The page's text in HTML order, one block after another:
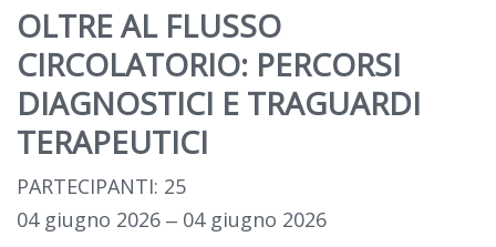
OLTRE AL FLUSSO
CIRCOLATORIO: PERCORSI
DIAGNOSTICI E TRAGUARDI
TERAPEUTICI
PARTECIPANTI: 25
04 giugno 2026 ‒ 04 giugno 2026